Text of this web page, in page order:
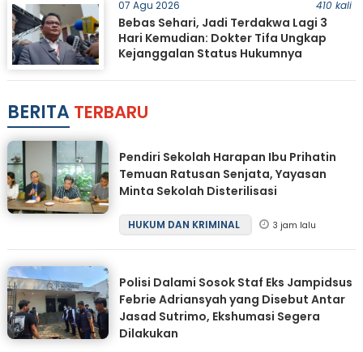
07 Agu 2026 410 kali
Bebas Sehari, Jadi Terdakwa Lagi 3
Hari Kemudian: Dokter Tifa Ungkap
Kejanggalan Status Hukumnya
BERITA TERBARU
Pendiri Sekolah Harapan Ibu Prihatin
Temuan Ratusan Senjata, Yayasan
Minta Sekolah Disterilisasi
HUKUM DAN KRIMINAL 3 jam lalu
Polisi Dalami Sosok Staf Eks Jampidsus
Febrie Adriansyah yang Disebut Antar
Jasad Sutrimo, Ekshumasi Segera
Dilakukan